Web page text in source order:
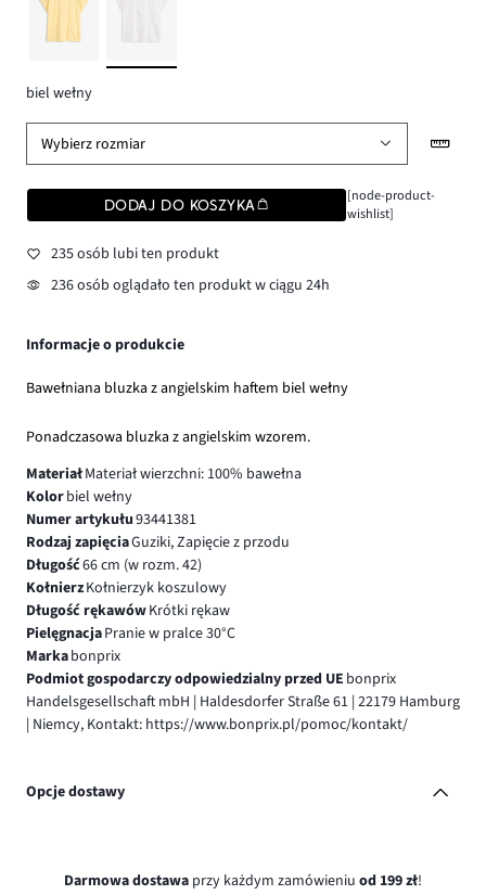
biel wełny
Wybierz rozmiar
DODAJ DO KOSZYKA
[node-product-
wishlist]
235 osób lubi ten produkt
236 osób oglądało ten produkt w ciągu 24h
Informacje o produkcie
Bawełniana bluzka z angielskim haftem biel wełny
Ponadczasowa bluzka z angielskim wzorem.
MateriałMateriał wierzchni: 100% bawełna
Kolorbiel wełny
Numer artykułu93441381
Rodzaj zapięciaGuziki, Zapięcie z przodu
Długość66 cm (w rozm. 42)
KołnierzKołnierzyk koszulowy
Długość rękawówKrótki rękaw
PielęgnacjaPranie w pralce 30°C
Markabonprix
Podmiot gospodarczy odpowiedzialny przed UE bonprix
Handelsgesellschaft mbH | Haldesdorfer Straße 61 | 22179 Hamburg
| Niemcy, Kontakt: https://www.bonprix.pl/pomoc/kontakt/
Opcje dostawy
Darmowa dostawa przy każdym zamówieniu od 199 zł!